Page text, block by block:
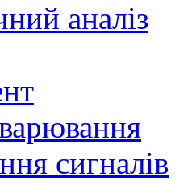
аналіз
сигналів